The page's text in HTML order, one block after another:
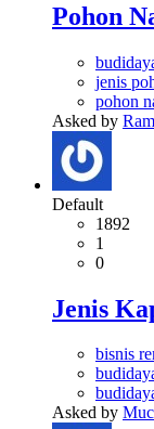
Pohon
jenis
pohon
Asked by
Default
1892
1
0
Jenis
bisnis
Asked by